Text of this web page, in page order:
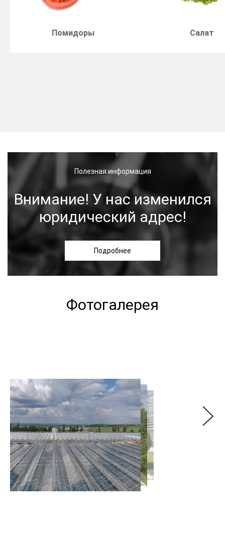
Салат Рассада
Полезная информация
Внимание! У нас изменился
юридический адрес!
Подробнее
Фотогалерея